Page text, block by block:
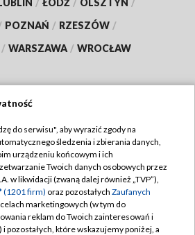
/ ŁÓDŹ / OLSZTYN /
POZNAŃ / RZESZÓW /
/ WARSZAWA / WROCŁAW
TVP
Regulamin TVP
prywatności
Moje zgody
do serwisu", aby wyrazić zgody na
śledzenia i zbierania danych,
urządzeniu końcowym i ich
Twoich danych osobowych przez
w likwidacji (zwaną dalej również „TVP”),
(1201 firm) oraz pozostałych Zaufanych
celach marketingowych (w tym do
reklam do Twoich zainteresowań i
pozostałych, które wskazujemy poniżej, a